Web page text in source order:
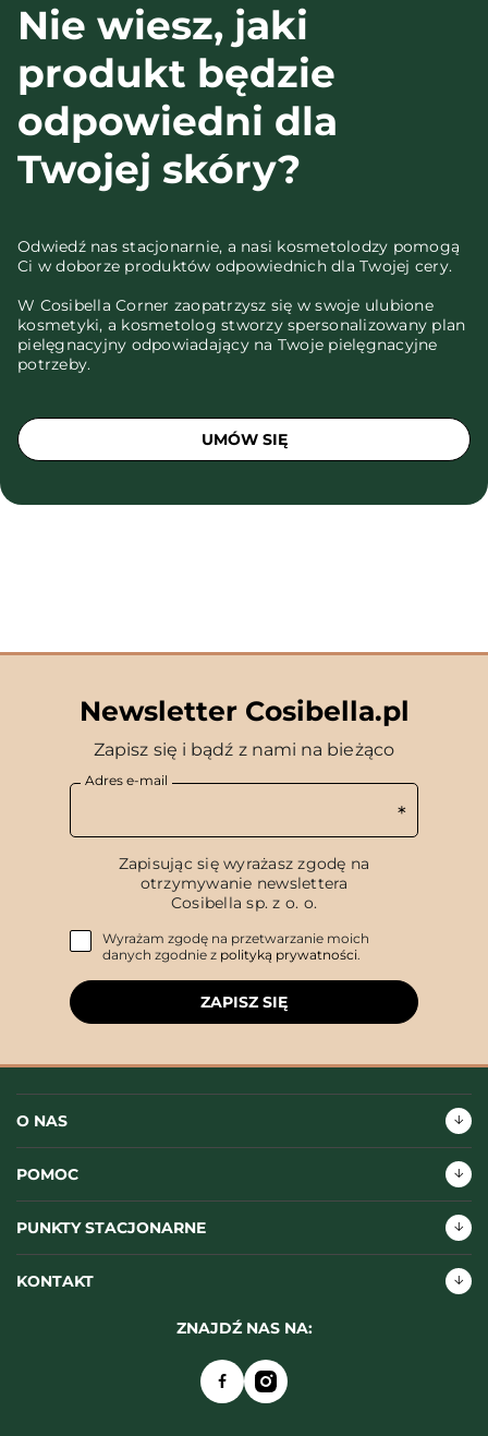
Nie wiesz, jaki
produkt będzie
odpowiedni dla
Twojej skóry?
Odwiedź nas stacjonarnie, a nasi kosmetolodzy pomogą
Ci w doborze produktów odpowiednich dla Twojej cery.
W Cosibella Corner zaopatrzysz się w swoje ulubione
kosmetyki, a kosmetolog stworzy spersonalizowany plan
pielęgnacyjny odpowiadający na Twoje pielęgnacyjne
potrzeby.
UMÓW SIĘ
Newsletter Cosibella.pl
Zapisz się i bądź z nami na bieżąco
Adres e-mail
Zapisując się wyrażasz zgodę na
otrzymywanie newslettera
Cosibella sp. z o. o.
Wyrażam zgodę na przetwarzanie moich
danych zgodnie z polityką prywatności.
ZAPISZ SIĘ
O NAS
POMOC
PUNKTY STACJONARNE
KONTAKT
ZNAJDŹ NAS NA: